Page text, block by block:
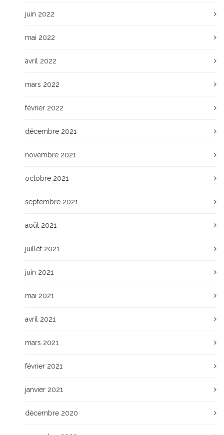
juin 2022
mai 2022
avril 2022
mars 2022
février 2022
décembre 2021
novembre 2021
octobre 2021
septembre 2021
août 2021
juillet 2021
juin 2021
mai 2021
avril 2021
mars 2021
février 2021
janvier 2021
décembre 2020